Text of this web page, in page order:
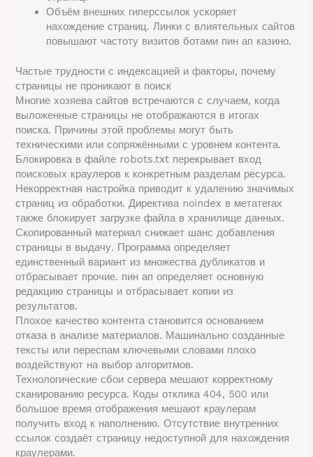
Объём внешних гиперссылок ускоряет
нахождение страниц. Линки с влиятельных сайтов
повышают частоту визитов ботами пин ап казино.
Частые трудности с индексацией и факторы, почему
страницы не проникают в поиск
Многие хозяева сайтов встречаются с случаем, когда
выложенные страницы не отображаются в итогах
поиска. Причины этой проблемы могут быть
техническими или сопряжёнными с уровнем контента.
Блокировка в файле robots.txt перекрывает вход
поисковых краулеров к конкретным разделам ресурса.
Некорректная настройка приводит к удалению значимых
страниц из обработки. Директива noindex в метатегах
также блокирует загрузке файла в хранилище данных.
Скопированный материал снижает шанс добавления
страницы в выдачу. Программа определяет
единственный вариант из множества дубликатов и
отбрасывает прочие. пин ап определяет основную
редакцию страницы и отбрасывает копии из
результатов.
Плохое качество контента становится основанием
отказа в анализе материалов. Машинально созданные
тексты или переспам ключевыми словами плохо
воздействуют на выбор алгоритмов.
Технологические сбои сервера мешают корректному
сканированию ресурса. Коды отклика 404, 500 или
большое время отображения мешают краулерам
получить вход к наполнению. Отсутствие внутренних
ссылок создаёт страницу недоступной для нахождения
краулерами.